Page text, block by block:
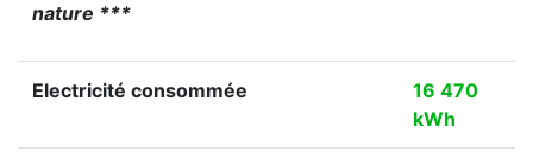
nature ***
Electricité consommée
16 470
kWh